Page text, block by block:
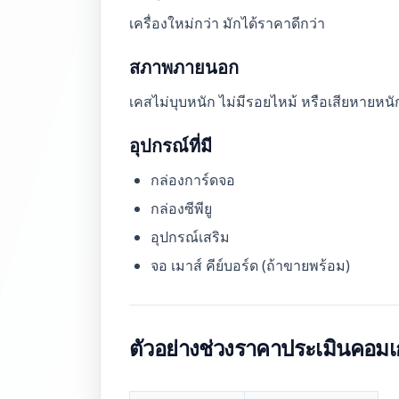
เครื่องใหม่กว่า มักได้ราคาดีกว่า
สภาพภายนอก
เคสไม่บุบหนัก ไม่มีรอยไหม้ หรือเสียหายหนั
อุปกรณ์ที่มี
กล่องการ์ดจอ
กล่องซีพียู
อุปกรณ์เสริม
จอ เมาส์ คีย์บอร์ด (ถ้าขายพร้อม)
ตัวอย่างช่วงราคาประเมินคอม